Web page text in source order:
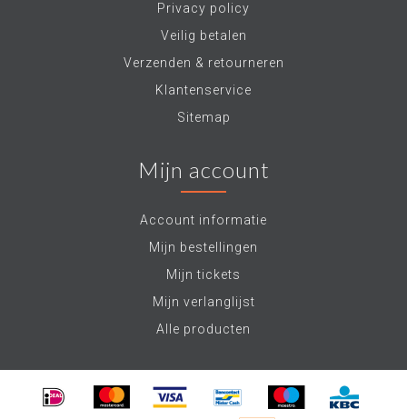
Privacy policy
Veilig betalen
Verzenden & retourneren
Klantenservice
Sitemap
Mijn account
Account informatie
Mijn bestellingen
Mijn tickets
Mijn verlanglijst
Alle producten